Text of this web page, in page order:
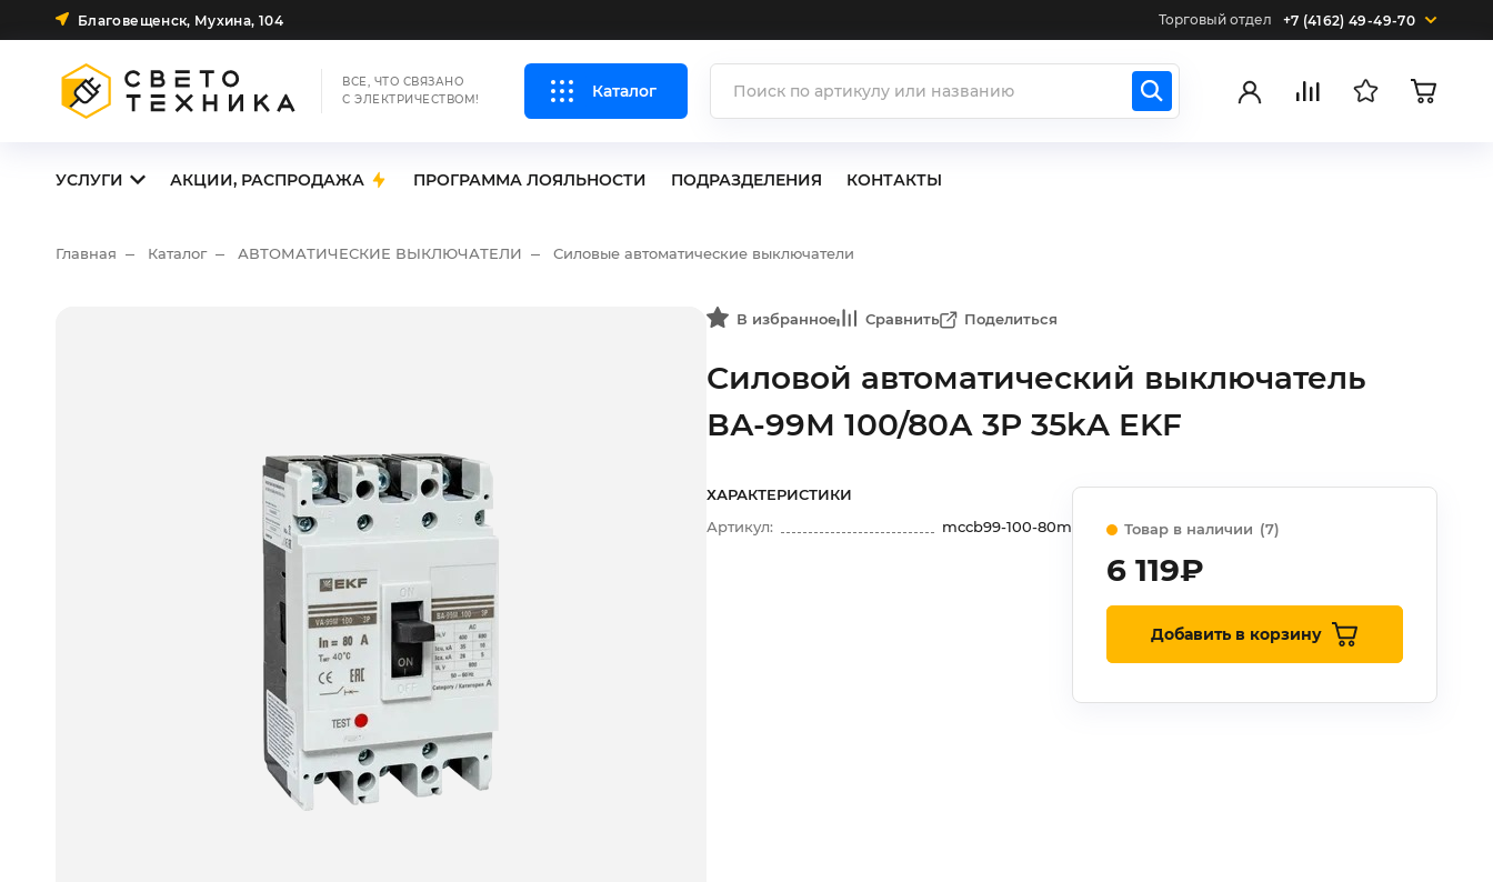
Благовещенск, Мухина, 104 Торговый отдел +7 (4162) 49-49-70
ВСЕ, ЧТО СВЯЗАНО
С ЭЛЕКТРИЧЕСТВОМ!
Каталог
УСЛУГИ АКЦИИ, РАСПРОДАЖА ПРОГРАММА ЛОЯЛЬНОСТИ ПОДРАЗДЕЛЕНИЯ КОНТАКТЫ
Главная Каталог АВТОМАТИЧЕСКИЕ ВЫКЛЮЧАТЕЛИ Силовые автоматические выключатели
В избранное Сравнить Поделиться
Силовой автоматический выключатель
ВА-99М 100/80А 3P 35kA EKF
ХАРАКТЕРИСТИКИ
Артикул:
mccb99-100-80m Товар в наличии (7)
6 119₽
Добавить в корзину